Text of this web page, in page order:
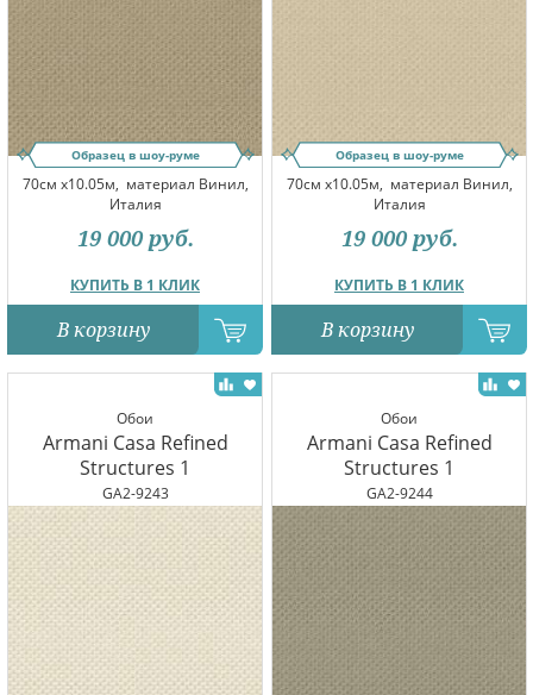
Образец в шоу-руме
70см x10.05м, материал Винил,
Италия
КУПИТЬ В 1 КЛИК
19 000 руб.
В корзину
Образец в шоу-руме
70см x10.05м, материал Винил,
Италия
КУПИТЬ В 1 КЛИК
19 000 руб.
В корзину
Обои
Armani Casa Refined
Structures 1
GA2-9243
Обои
Armani Casa Refined
Structures 1
GA2-9244